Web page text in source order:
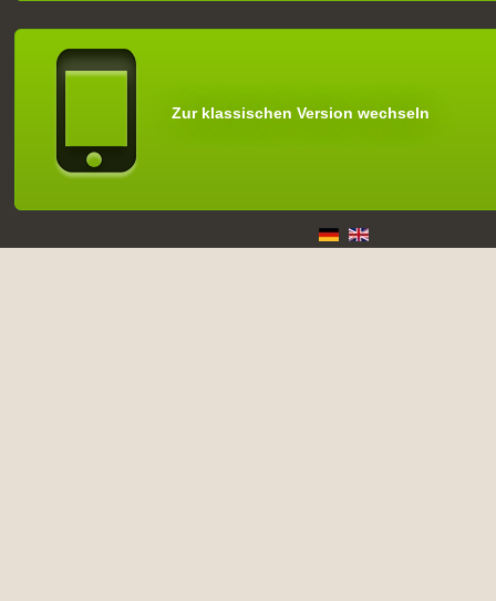
Zur klassischen Version wechseln